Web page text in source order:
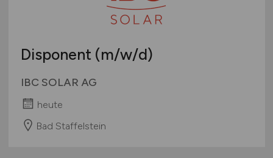
Disponent (m/w/d)
IBC SOLAR AG
heute
Bad Staffelstein